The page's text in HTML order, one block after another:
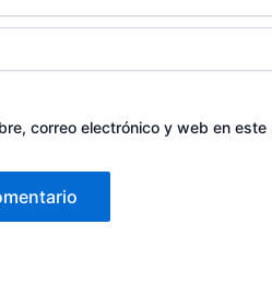
correo electrónico y web en